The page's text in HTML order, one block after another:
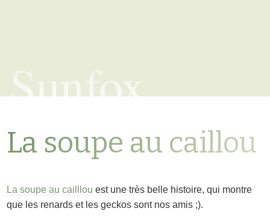
Sunfox
La soupe au caillou
La soupe au cailllou est une très belle histoire, qui montre
que les renards et les geckos sont nos amis ;).